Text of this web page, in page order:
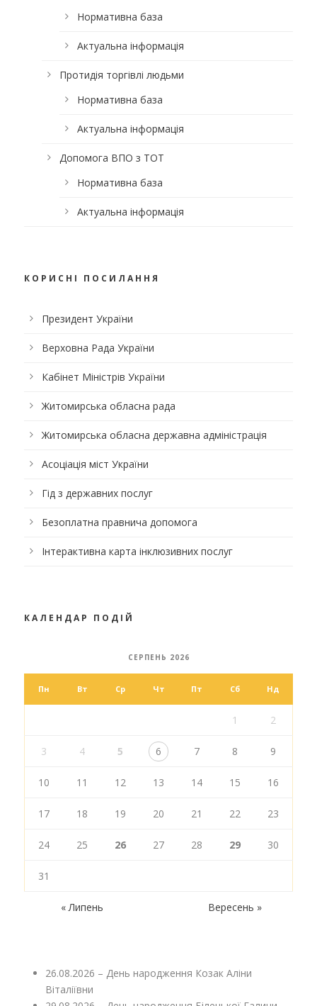
Нормативна база
Актуальна інформація
Протидія торгівлі людьми
Нормативна база
Актуальна інформація
Допомога ВПО з ТОТ
Нормативна база
Актуальна інформація
КОРИСНІ ПОСИЛАННЯ
Президент України
Верховна Рада України
Кабінет Міністрів України
Житомирська обласна рада
Житомирська обласна державна адміністрація
Асоціація міст України
Гід з державних послуг
Безоплатна правнича допомога
Інтерактивна карта інклюзивних послуг
КАЛЕНДАР ПОДІЙ
СЕРПЕНЬ 2026
Пн Вт Ср Чт Пт Сб Нд
1 2
3 4 5 6 7 8 9
10 11 12 13 14 15 16
17 18 19 20 21 22 23
24 25 26 27 28 29 30
31
« Липень Вересень »
26.08.2026 – День народження Козак Аліни
Віталіївни